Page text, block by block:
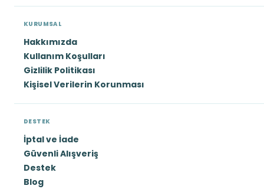
KURUMSAL
Hakkımızda
Kullanım Koşulları
Gizlilik Politikası
Kişisel Verilerin Korunması
DESTEK
İptal ve İade
Güvenli Alışveriş
Destek
Blog